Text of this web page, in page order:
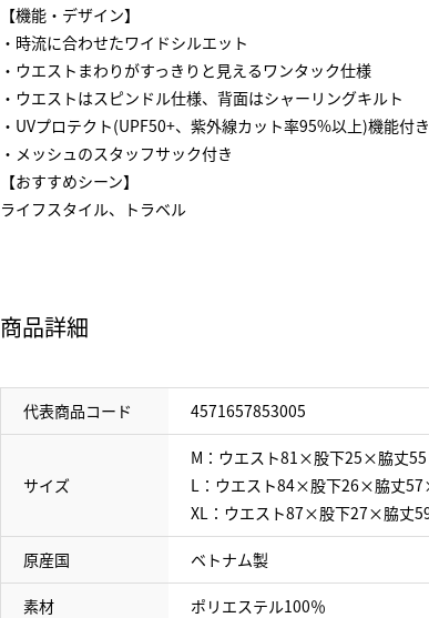
【機能・デザイン】
・時流に合わせたワイドシルエット
・ウエストまわりがすっきりと見えるワンタック仕様
・ウエストはスピンドル仕様、背面はシャーリングキルト
・UVプロテクト(UPF50+、紫外線カット率95%以上)機能付き
・メッシュのスタッフサック付き
【おすすめシーン】
ライフスタイル、トラベル
商品詳細
代表商品コード 4571657853005
サイズ
M：ウエスト81×股下25×脇丈
L：ウエスト84×股下26×脇丈
XL：ウエスト87×股下27×脇丈
原産国 ベトナム製
素材 ポリエステル100％